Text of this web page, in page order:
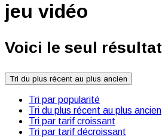
jeu vidéo
Voici le seul résultat
Tri du plus récent au plus ancien
Tri par popularité
Tri du plus récent au plus ancien
Tri par tarif croissant
Tri par tarif décroissant